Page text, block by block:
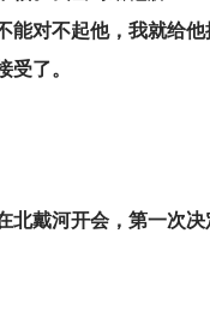
能对不起他，我就给他
了。
北戴河开会，第一次决